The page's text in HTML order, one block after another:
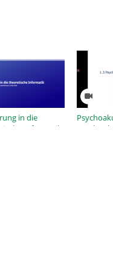
in die
Informatik,